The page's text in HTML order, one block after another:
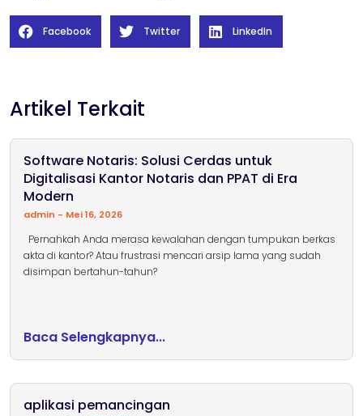
Facebook Twitter LinkedIn
Artikel Terkait
Software Notaris: Solusi Cerdas untuk
Digitalisasi Kantor Notaris dan PPAT di Era
Modern
admin Mei 16, 2026
Pernahkah Anda merasa kewalahan dengan tumpukan berkas
akta di kantor? Atau frustrasi mencari arsip lama yang sudah
disimpan bertahun-tahun?
Baca Selengkapnya...
aplikasi pemancingan